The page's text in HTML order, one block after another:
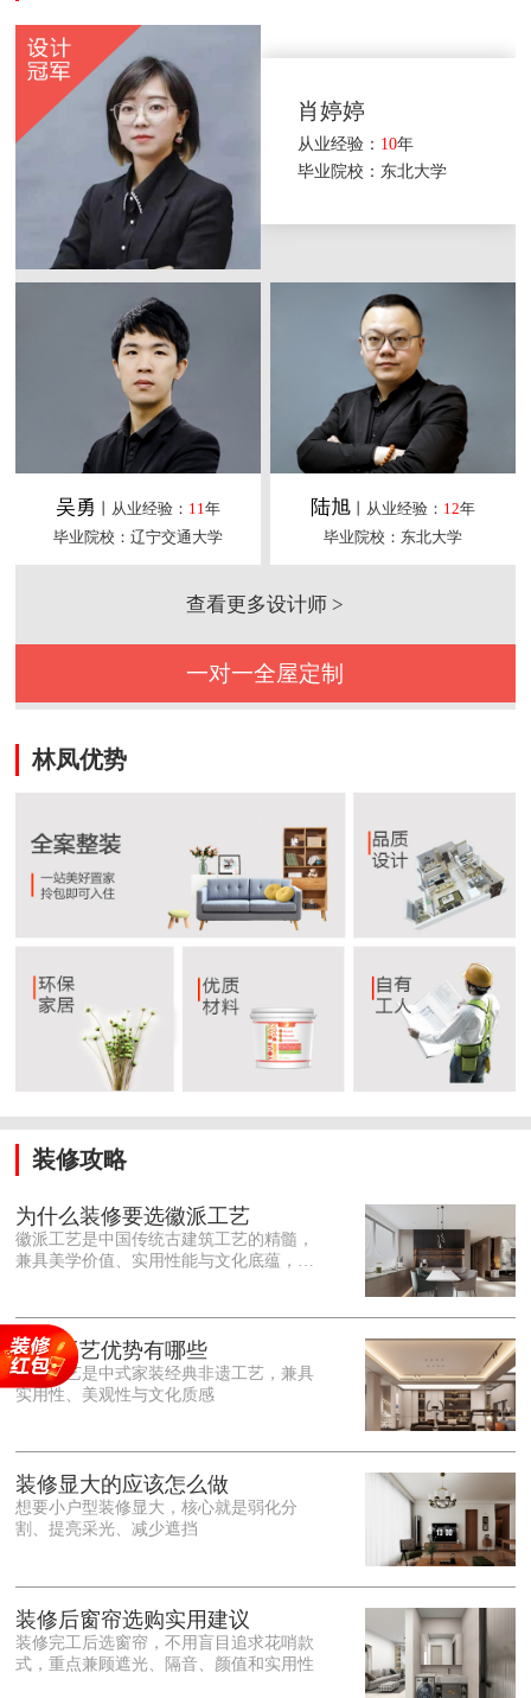
肖婷婷
从业经验： 10年
毕业院校：东北大学
吴勇 丨从业经验： 11年
毕业院校：辽宁交通大学
陆旭丨从业经验： 12年
毕业院校：东北大学
查看更多设计师 >
一对一全屋定制
林凤优势
装修攻略
为什么装修要选徽派工艺
徽派工艺是中国传统古建筑工艺的精髓，
兼具美学价值、实用性能与文化底蕴，优
雕细琢的砖、木、石雕为特色，线条古朴
大气，意境悠远，自带东方中式雅致韵
味，耐看且不易过时。<o:p></o:p> 在工
艺品质上，徽派工艺遵循古法匠心工序，
保耐用，抗风化、耐腐蚀，使用
徽派工艺优势有哪些
徽派工艺是中式家装经典非遗工艺，兼具
实用性、美观性与文化质感
装修显大的应该怎么做
想要小户型装修显大，核心就是弱化分
割、提亮采光、减少遮挡
装修后窗帘选购实用建议
装修完工后选窗帘，不用盲目追求花哨款
式，重点兼顾遮光、隔音、颜值和实用性